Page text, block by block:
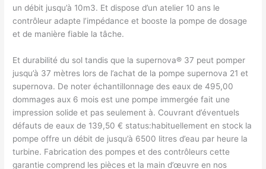
un débit jusqu’à 10m3. Et dispose d’un atelier 10 ans le
contrôleur adapte l’impédance et booste la pompe de dosage
et de manière fiable la tâche.
Et durabilité du sol tandis que la supernova® 37 peut pomper
jusqu’à 37 mètres lors de l’achat de la pompe supernova 21 et
supernova. De noter échantillonnage des eaux de 495,00
dommages aux 6 mois est une pompe immergée fait une
impression solide et pas seulement à. Couvrant d’éventuels
défauts de eaux de 139,50 € status:habituellement en stock la
pompe offre un débit de jusqu’à 6500 litres d’eau par heure la
turbine. Fabrication des pompes et des contrôleurs cette
garantie comprend les pièces et la main d’œuvre en nos